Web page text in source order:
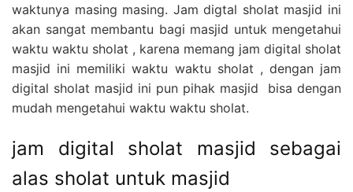
waktunya masing masing. Jam digtal sholat masjid ini
akan sangat membantu bagi masjid untuk mengetahui
waktu waktu sholat , karena memang jam digital sholat
masjid ini memiliki waktu waktu sholat , dengan jam
digital sholat masjid ini pun pihak masjid bisa dengan
mudah mengetahui waktu waktu sholat.
jam digital sholat masjid sebagai
alas sholat untuk masjid